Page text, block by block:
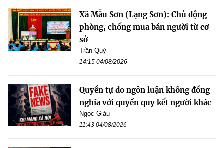
Xã Mẫu Sơn (Lạng Sơn): Chủ động
phòng, chống mua bán người từ cơ
sở
Trần Quý
14:15 04/08/2026
Quyền tự do ngôn luận không đồng
nghĩa với quyền quy kết người khác
Ngọc Giàu
11:43 04/08/2026